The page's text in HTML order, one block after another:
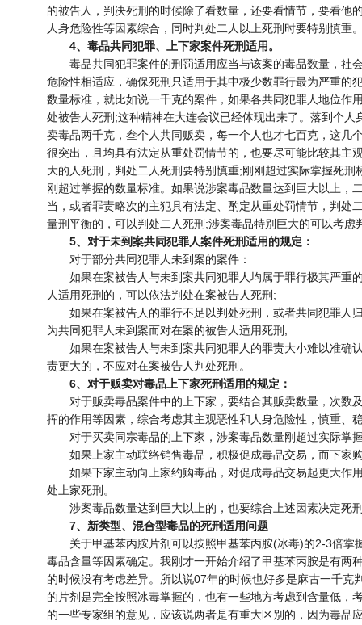
的被告人，判决死刑的时候除了看数量，还要看情节，要看他
人身危险性等因素综合，同时判处二人以上死刑时要特别慎重
4、毒品共同犯罪、上下家案件死刑适用。
毒品共同犯罪案件的刑罚适用应当与该案的毒品数量，社
危险性相适应，确保死刑只适用于其中极少数罪行最为严重的
数量标准，就比如说一千克的案件，如果各共同犯罪人地位作
处被告人死刑;这种精神在大连会议已经体现出来了。落到个
卖毒品两千克，叁个人共同贩卖，每一个人也才七百克，这几
很突出，且均具有法定从重处罚情节的，也要尽可能比较其主
大的人死刑，判处二人死刑要特别慎重;刚刚超过实际掌握死
刚超过掌握的数量标准。如果说涉案毒品数量达到巨大以上，
当，或者罪责略次的主犯具有法定、酌定从重处罚情节，判处
量刑平衡的，可以判处二人死刑;涉案毒品特别巨大的可以考虑
5、对于未到案共同犯罪人案件死刑适用的规定：
对于部分共同犯罪人未到案的案件：
如果在案被告人与未到案共同犯罪人均属于罪行极其严重
人适用死刑的，可以依法判处在案被告人死刑;
如果在案被告人的罪行不足以判处死刑，或者共同犯罪人
为共同犯罪人未到案而对在案的被告人适用死刑;
如果在案被告人与未到案共同犯罪人的罪责大小难以准确
责更大的，不应对在案被告人判处死刑。
6、对于贩卖对毒品上下家死刑适用的规定：
对于贩卖毒品案件中的上下家，要结合其贩卖数量，次数
挥的作用等因素，综合考虑其主观恶性和人身危险性，慎重、
对于买卖同宗毒品的上下家，涉案毒品数量刚超过实际掌
如果上家主动联络销售毒品，积极促成毒品交易，而下家
如果下家主动向上家约购毒品，对促成毒品交易起更大作
处上家死刑。
涉案毒品数量达到巨大以上的，也要综合上述因素决定死
7、新类型、混合型毒品的死刑适用问题
关于甲基苯丙胺片剂可以按照甲基苯丙胺(冰毒)的2-3倍掌
毒品含量等因素确定。我刚才一开始介绍了甲基苯丙胺是有两
的时候没有考虑差异。所以说07年的时候也好多是麻古一千克
的片剂是完全按照冰毒掌握的，也有一些地方考虑到含量低，
的一些专家组的意见，应该说两者是有重大区别的，因为毒品